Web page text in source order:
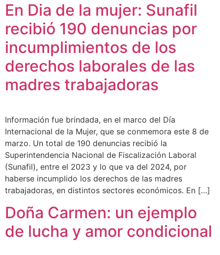
En Dia de la mujer: Sunafil
recibió 190 denuncias por
incumplimientos de los
derechos laborales de las
madres trabajadoras
Información fue brindada, en el marco del Día
Internacional de la Mujer, que se conmemora este 8 de
marzo. Un total de 190 denuncias recibió la
Superintendencia Nacional de Fiscalización Laboral
(Sunafil), entre el 2023 y lo que va del 2024, por
haberse incumplido los derechos de las madres
trabajadoras, en distintos sectores económicos. En […]
Doña Carmen: un ejemplo
de lucha y amor condicional